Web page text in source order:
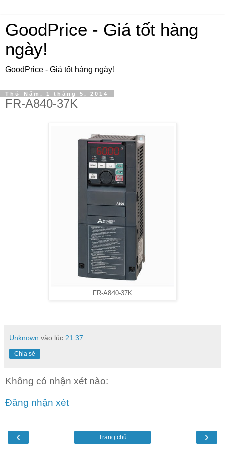
GoodPrice - Giá tốt hàng
ngày!
GoodPrice - Giá tốt hàng ngày!
Thứ Năm, 1 tháng 5, 2014
FR-A840-37K
FR-A840-37K
Unknown vào lúc 21:37
Chia sẻ
Không có nhận xét nào:
Đăng nhận xét
‹ ›
Trang chủ